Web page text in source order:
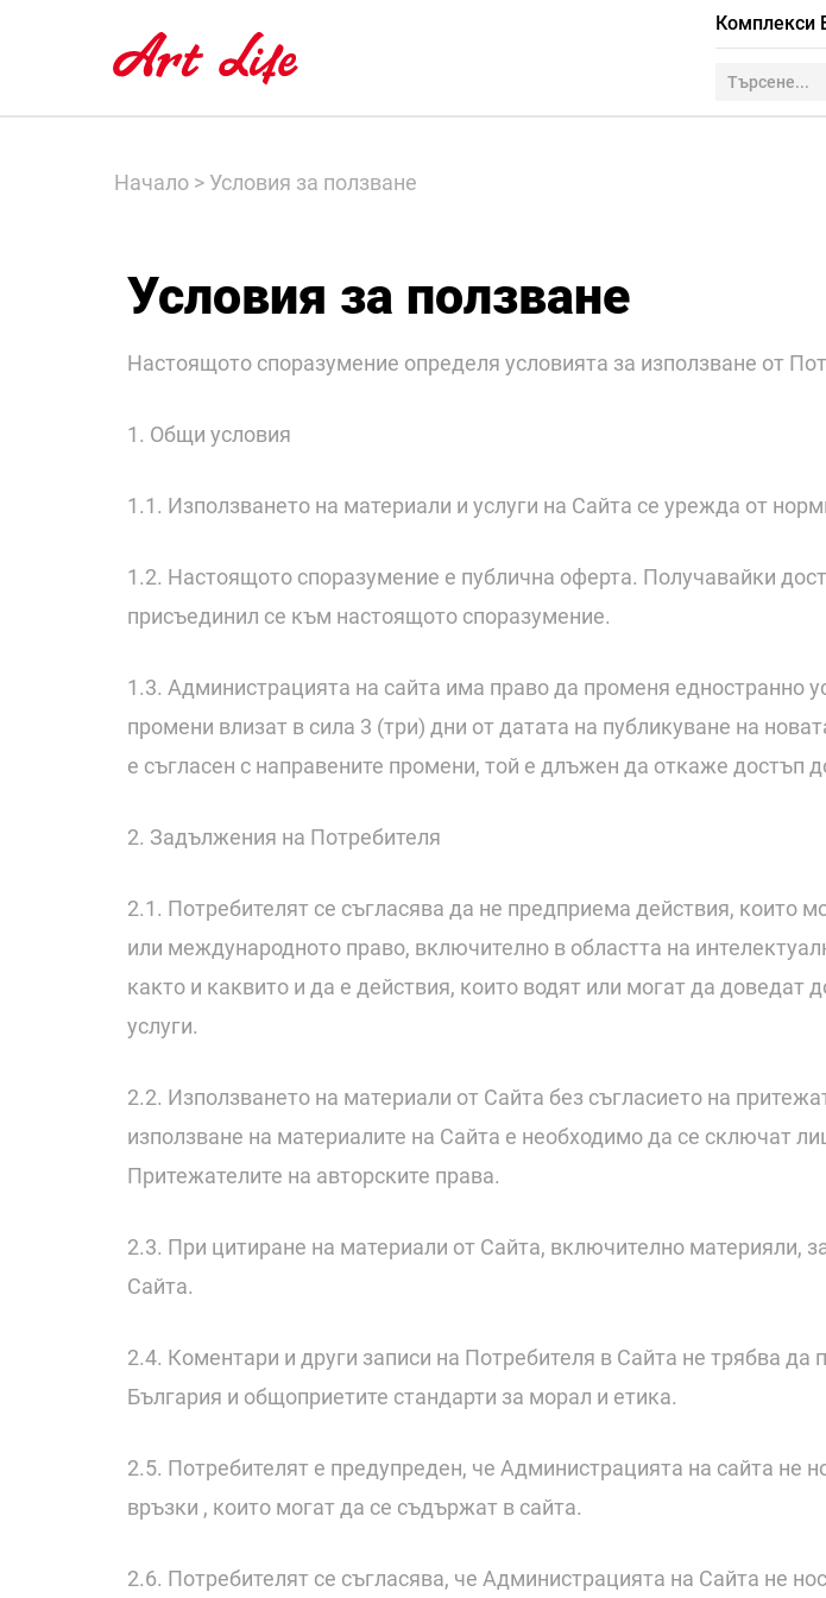
Комплекси
Начало > Условия за ползване​
Условия за ползване
Настоящото споразумение определя условията за използване от
1. Общи условия
1.1. Използването на материали и услуги на Сайта се урежда от
1.2. Настоящото споразумение е публична оферта. Получавайки
присъединил се към настоящото споразумение.
1.3. Администрацията на сайта има право да променя едностранно
промени влизат в сила 3 (три) дни от датата на публикуване на
е съгласен с направените промени, той е длъжен да откаже достъп
2. Задължения на Потребителя
2.1. Потребителят се съгласява да не предприема действия, които
или международното право, включително в областта на
както и каквито и да е действия, които водят или могат да
услуги.
2.2. Използването на материали от Сайта без съгласието на
използване на материалите на Сайта е необходимо да се сключат
Притежателите на авторските права.
2.3. При цитиране на материали от Сайта, включително материяли,
Сайта.
2.4. Коментари и други записи на Потребителя в Сайта не трябва да
България и общоприетите стандарти за морал и етика.
2.5. Потребителят е предупреден, че Администрацията на сайта не
връзки , които могат да се съдържат в сайта.
2.6. Потребителят се съгласява, че Администрацията на Сайта не